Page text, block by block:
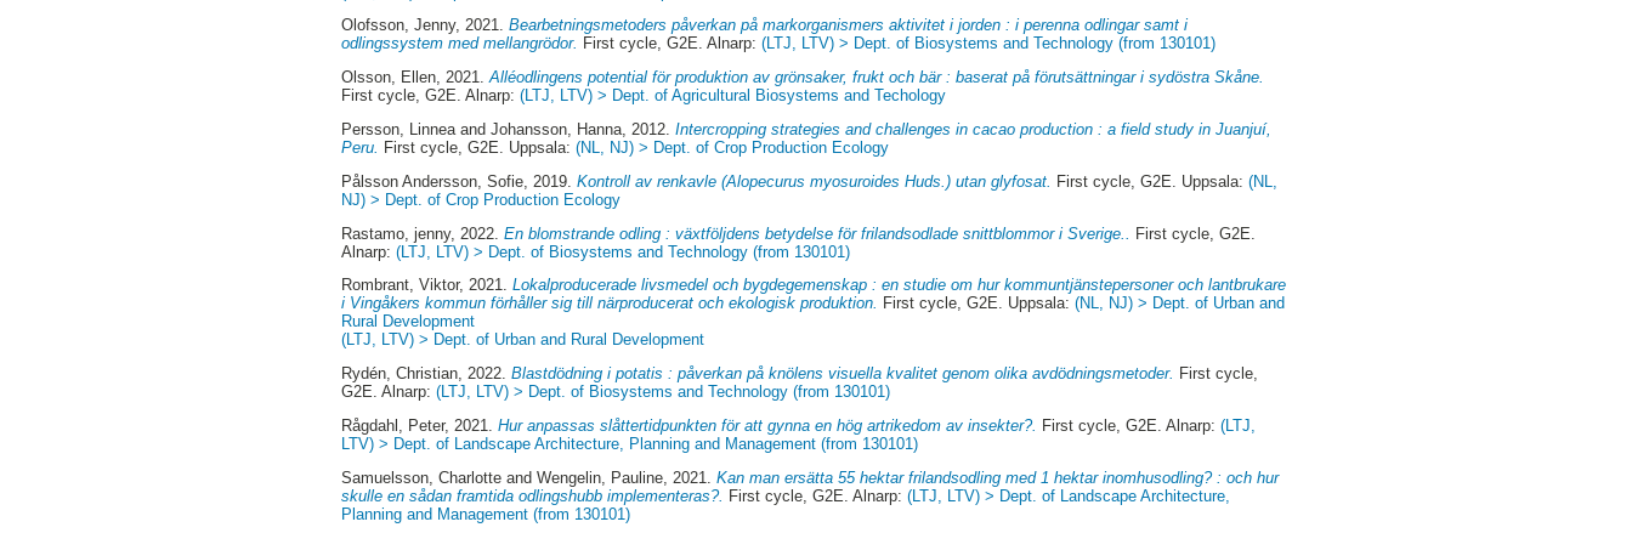
Olofsson, Jenny, 2021.Bearbetningsmetoders påverkan på markorganismers aktivitet i jorden : i perenna odlingar samt i
odlingssystem med mellangrödor. First cycle, G2E. Alnarp:(LTJ, LTV) > Dept. of Biosystems and Technology (from 130101)
Olsson, Ellen, 2021.Alléodlingens potential för produktion av grönsaker, frukt och bär : baserat på förutsättningar i sydöstra Skåne.
First cycle, G2E. Alnarp:(LTJ, LTV) > Dept. of Agricultural Biosystems and Techology
Persson, Linnea andJohansson, Hanna , 2012.Intercropping strategies and challenges in cacao production : a field study in Juanjuí,
Peru.
First cycle, G2E. Uppsala:(NL, NJ) > Dept. of Crop Production Ecology
Pålsson Andersson, Sofie , 2019.Kontroll av renkavle (Alopecurus myosuroides Huds.) utan glyfosat. First cycle, G2E. Uppsala:(NL,
NJ) > Dept. of Crop Production Ecology
Rastamo, jenny, 2022.En blomstrande odling : växtföljdens betydelse för frilandsodlade snittblommor i Sverige..
First cycle, G2E.
Alnarp:(LTJ, LTV) > Dept. of Biosystems and Technology (from 130101)
Rombrant, Viktor, 2021.Lokalproducerade livsmedel och bygdegemenskap : en studie om hur kommuntjänstepersoner och lantbrukare
i Vingåkers kommun förhåller sig till närproducerat och ekologisk produktion. First cycle, G2E. Uppsala:(NL, NJ) > Dept. of Urban and
Rural Development
(LTJ, LTV) > Dept. of Urban and Rural Development
Rydén, Christian, 2022.Blastdödning i potatis : påverkan på knölens visuella kvalitet genom olika avdödningsmetoder. First cycle,
G2E. Alnarp:(LTJ, LTV) > Dept. of Biosystems and Technology (from 130101)
Rågdahl, Peter, 2021.Hur anpassas slåttertidpunkten för att gynna en hög artrikedom av insekter?. First cycle, G2E. Alnarp:(LTJ,
LTV) > Dept. of Landscape Architecture, Planning and Management (from 130101)
Samuelsson, Charlotte andWengelin, Pauline , 2021.Kan man ersätta 55 hektar frilandsodling med 1 hektar inomhusodling? : och hur
skulle en sådan framtida odlingshubb implementeras?. First cycle, G2E. Alnarp:(LTJ, LTV) > Dept. of Landscape Architecture,
Planning and Management (from 130101)